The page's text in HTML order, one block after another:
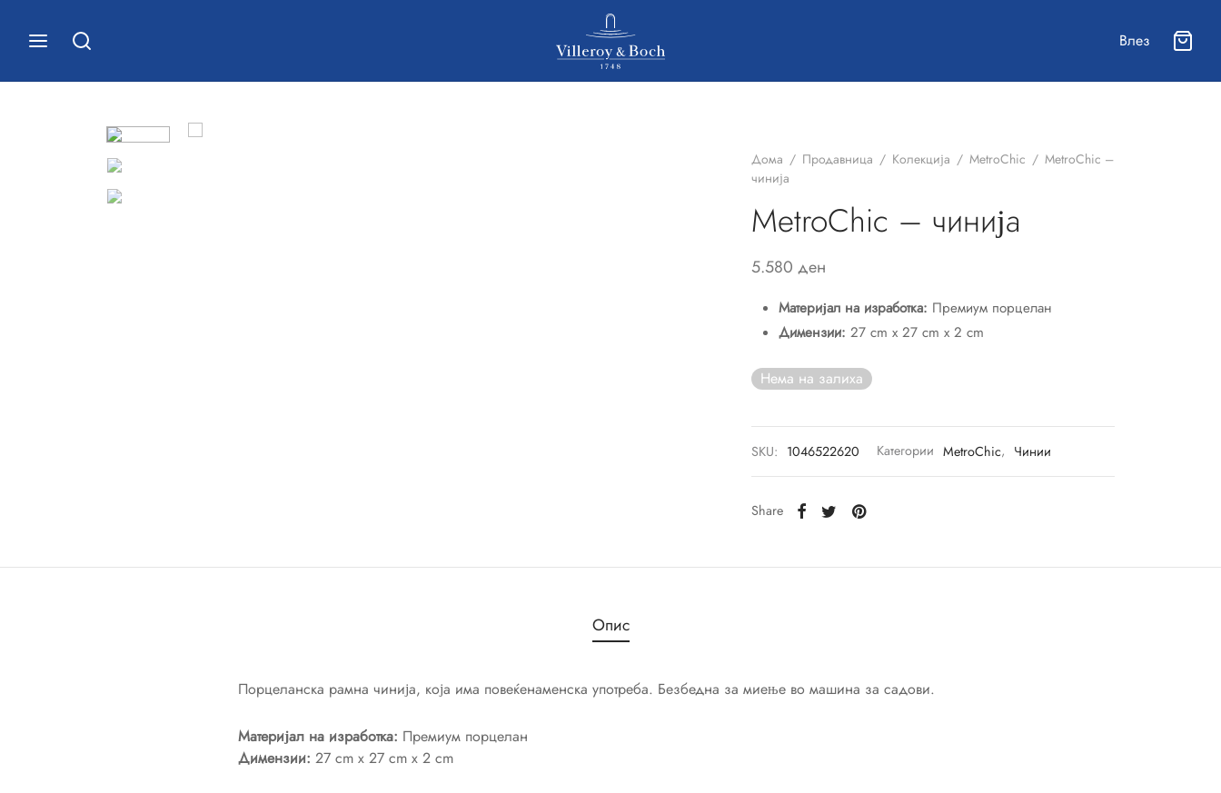
Влез
Дома / Продавница / Колекција / MetroChic / MetroChic –
чинија
MetroChic – чинија
5.580 ден
Материјал на изработка: Премиум порцелан
Димензии: 27 cm x 27 cm x 2 cm
Нема на залиха
SKU: 1046522620 Категории MetroChic, Чинии
Share
Опис
Порцеланска рамна чинија, која има повеќенаменска употреба. Безбедна за миење во машина за садови.
Материјал на изработка: Премиум порцелан
Димензии: 27 cm x 27 cm x 2 cm